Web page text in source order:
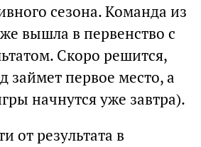
сезона. Команда из
вышла в первенство с
Скоро решится,
займет первое место, а
начнутся уже завтра).
от результата в